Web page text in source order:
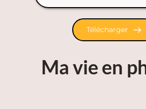
Télécharger
Ma vie en